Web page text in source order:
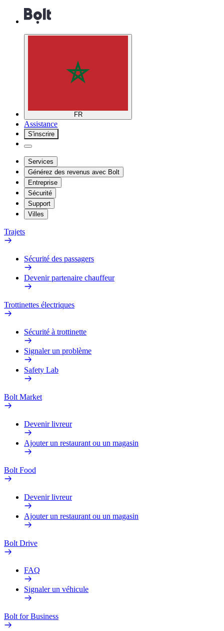
FR
Assistance
S'inscrire
Services
Générez des revenus avec Bolt
Entreprise
Sécurité
Support
Villes
Trajets
Sécurité des passagers
Devenir partenaire chauffeur
Trottinettes électriques
Sécurité à trottinette
Signaler un problème
Safety Lab
Bolt Market
Devenir livreur
Ajouter un restaurant ou un magasin
Bolt Food
Devenir livreur
Ajouter un restaurant ou un magasin
Bolt Drive
FAQ
Signaler un véhicule
Bolt for Business